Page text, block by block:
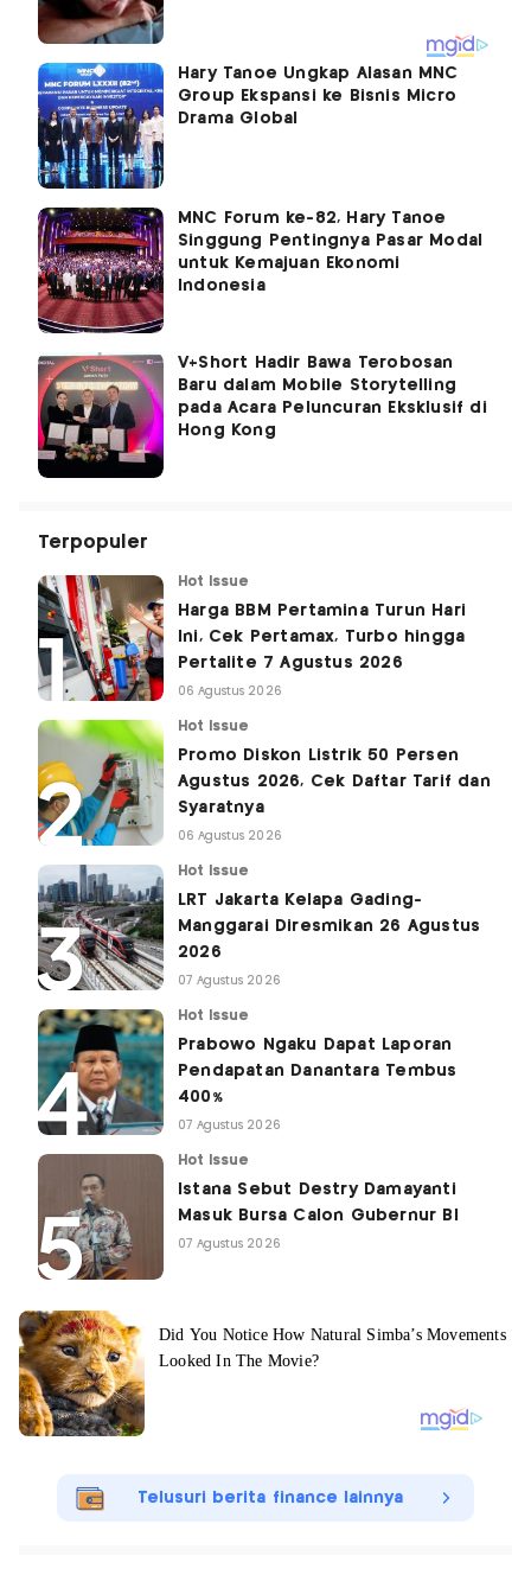
Hary Tanoe Ungkap Alasan MNC
Group Ekspansi ke Bisnis Micro
Drama Global
MNC Forum ke-82, Hary Tanoe
Singgung Pentingnya Pasar Modal
untuk Kemajuan Ekonomi
Indonesia
V+Short Hadir Bawa Terobosan
Baru dalam Mobile Storytelling
pada Acara Peluncuran Eksklusif di
Hong Kong
Terpopuler
Hot Issue
Harga BBM Pertamina Turun Hari
Ini, Cek Pertamax, Turbo hingga
Pertalite 7 Agustus 2026
06 Agustus 2026
Hot Issue
Promo Diskon Listrik 50 Persen
Agustus 2026, Cek Daftar Tarif dan
Syaratnya
06 Agustus 2026
Hot Issue
LRT Jakarta Kelapa Gading-
Manggarai Diresmikan 26 Agustus
2026
07 Agustus 2026
Hot Issue
Prabowo Ngaku Dapat Laporan
Pendapatan Danantara Tembus
400%
07 Agustus 2026
Hot Issue
Istana Sebut Destry Damayanti
Masuk Bursa Calon Gubernur BI
07 Agustus 2026
Telusuri berita finance lainnya